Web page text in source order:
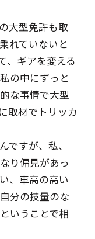
大型免許も取
れていないと
、ギアを変える
の中にずっと
な事情で大型
取材でトリッカ
ですが、私、
り偏見があっ
、車高の高い
分の技量のな
いうことで相